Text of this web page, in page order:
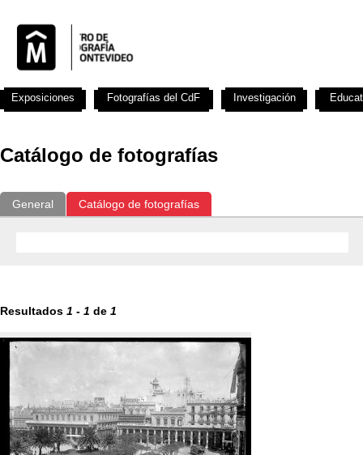
Catálogo de fotografías
General Catálogo de fotografías
Resultados 1 - 1 de 1
Exposiciones Fotografías del CdF Investigación